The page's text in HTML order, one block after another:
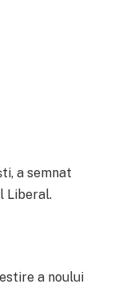
a semnat
Liberal.
a noului